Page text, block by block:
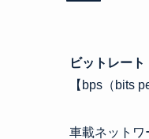
ビットレート
【bps（bits
車載ネットワ